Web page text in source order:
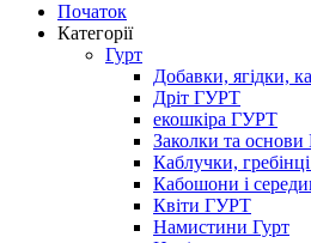
Початок
Категорії
Гурт
Добавки, ягідки,
Дріт ГУРТ
екошкіра ГУРТ
Заколки та
Каблучки,
Кабошони і
Квіти ГУРТ
Намистини Гурт